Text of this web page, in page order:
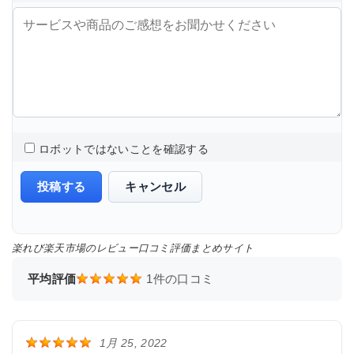
ロボットではないことを確認する
投稿する キャンセル
楽れび楽天市場のレビュー口コミ評価まとめサイト
平均評価 1件の口コミ
1月 25, 2022